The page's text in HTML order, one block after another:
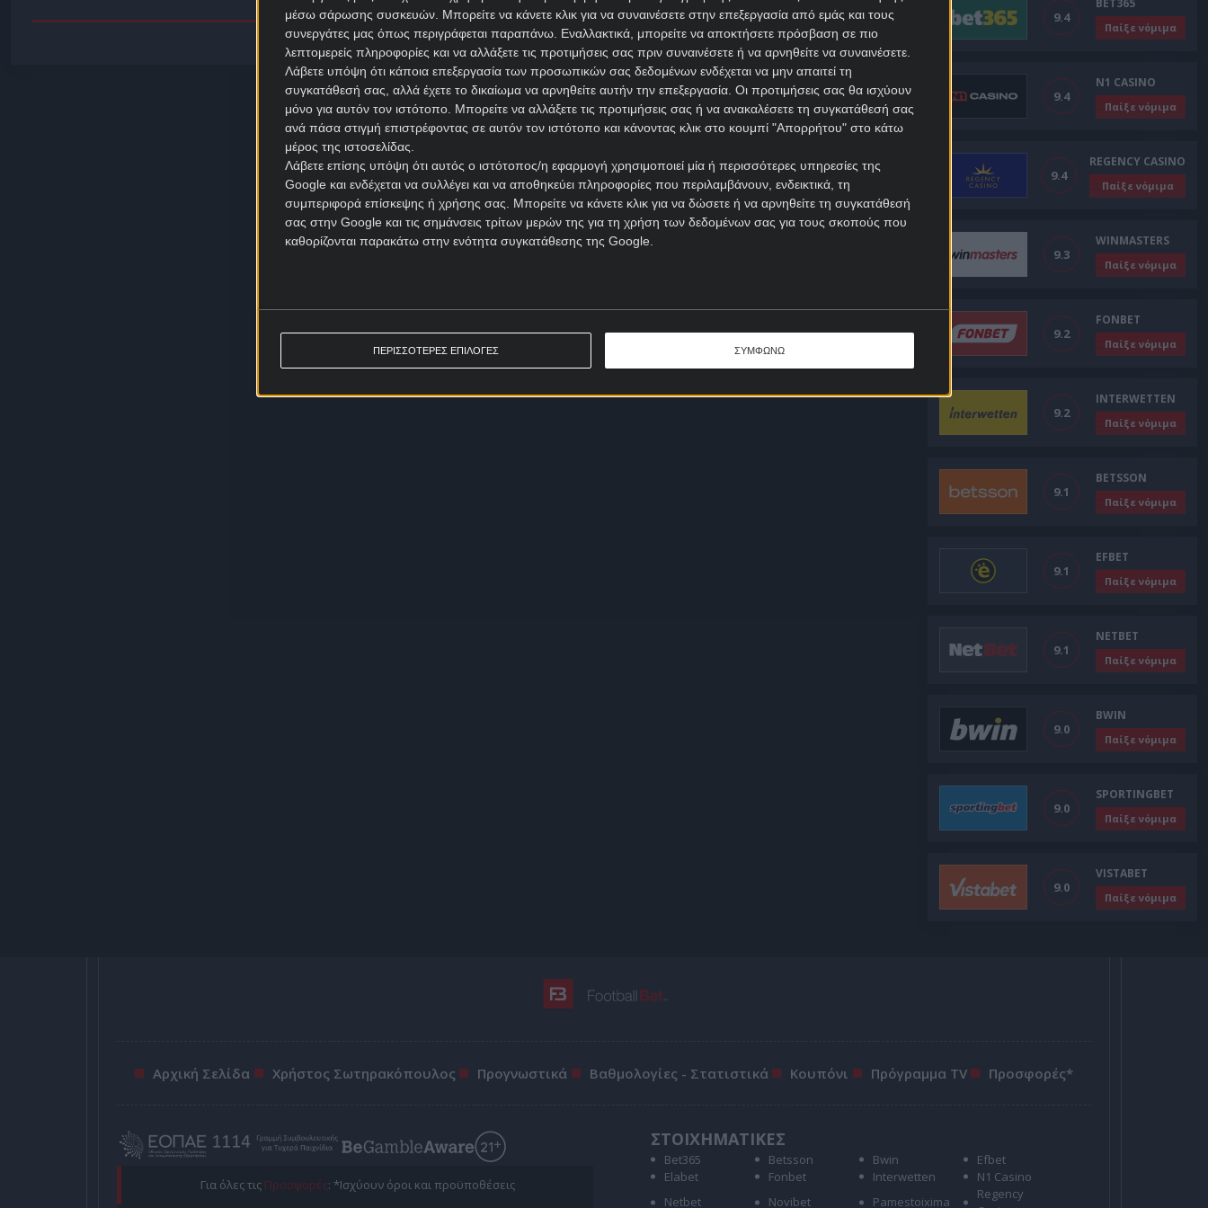
μέσω σάρωσης συσκευών. Μπορείτε να κάνετε κλικ για να συναινέσετε στην επεξεργασία από εμάς και τους
συνεργάτες μας όπως περιγράφεται παραπάνω. Εναλλακτικά, μπορείτε να αποκτήσετε πρόσβαση σε πιο
λεπτομερείς πληροφορίες και να αλλάξετε τις προτιμήσεις σας πριν συναινέσετε ή να αρνηθείτε να συναινέσετε.
Λάβετε υπόψη ότι κάποια επεξεργασία των προσωπικών σας δεδομένων ενδέχεται να μην απαιτεί τη
συγκατάθεσή σας, αλλά έχετε το δικαίωμα να αρνηθείτε αυτήν την επεξεργασία. Οι προτιμήσεις σας θα ισχύουν
μόνο για αυτόν τον ιστότοπο. Μπορείτε να αλλάξετε τις προτιμήσεις σας ή να ανακαλέσετε τη συγκατάθεσή σας
ανά πάσα στιγμή επιστρέφοντας σε αυτόν τον ιστότοπο και κάνοντας κλικ στο κουμπί "Απορρήτου" στο κάτω
μέρος της ιστοσελίδας.
Λάβετε επίσης υπόψη ότι αυτός ο ιστότοπος/η εφαρμογή χρησιμοποιεί μία ή περισσότερες υπηρεσίες της
Google και ενδέχεται να συλλέγει και να αποθηκεύει πληροφορίες που περιλαμβάνουν, ενδεικτικά, τη
συμπεριφορά επίσκεψης ή χρήσης σας. Μπορείτε να κάνετε κλικ για να δώσετε ή να αρνηθείτε τη συγκατάθεσή
σας στην Google και τις σημάνσεις τρίτων μερών της για τη χρήση των δεδομένων σας για τους σκοπούς που
καθορίζονται παρακάτω στην ενότητα συγκατάθεσης της Google.
ΠΕΡΙΣΣΟΤΕΡΕΣ ΕΠΙΛΟΓΕΣ ΣΥΜΦΩΝΩ
9.4
Παίξε νόμιμα
9.4
N1 CASINO
Παίξε νόμιμα
9.4
REGENCY CASINO
Παίξε νόμιμα
9.3
WINMASTERS
Παίξε νόμιμα
9.2
FONBET
Παίξε νόμιμα
9.2
INTERWETTEN
Παίξε νόμιμα
9.1
BETSSON
Παίξε νόμιμα
9.1
EFBET
Παίξε νόμιμα
9.1
NETBET
Παίξε νόμιμα
9.0
BWIN
Παίξε νόμιμα
9.0
SPORTINGBET
Παίξε νόμιμα
9.0
VISTABET
Παίξε νόμιμα
Αρχική Σελίδα Χρήστος Σωτηρακόπουλος Προγνωστικά Βαθμολογίες - Στατιστικά Κουπόνι Πρόγραμμα TV Προσφορές*
Για όλες τις Προσφορές: *Ισχύουν όροι και προϋποθέσεις
ΣΤΟΙΧΗΜΑΤΙΚΕΣ
Bet365 Betsson Bwin
Efbet
Elabet
Fonbet Interwetten
N1 Casino
Netbet
Novibet Pamestoixima
Regency